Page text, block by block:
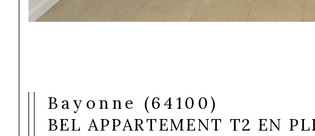
Bayonne (64100)
BEL APPARTEMENT T2 EN